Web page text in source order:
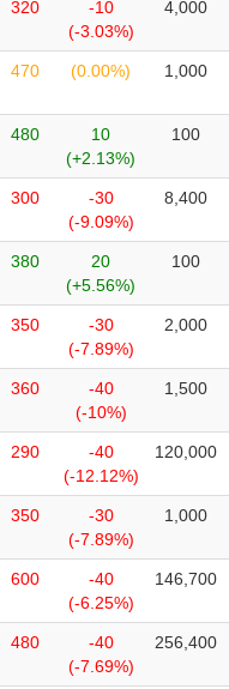
320
-10
(-3.03%)
4,000
470 (0.00%) 1,000
480
10
(+2.13%)
100
300
-30
(-9.09%)
8,400
380
20
(+5.56%)
100
350
-30
(-7.89%)
2,000
360
-40
(-10%)
1,500
290
-40
(-12.12%)
120,000
350
-30
(-7.89%)
1,000
600
-40
(-6.25%)
146,700
480
-40
(-7.69%)
256,400